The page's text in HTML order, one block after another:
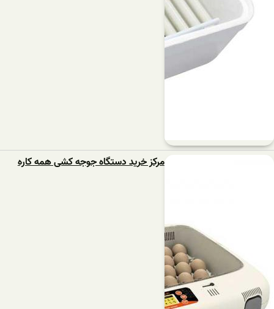
مرکز خرید دستگاه جوجه کشی همه کاره